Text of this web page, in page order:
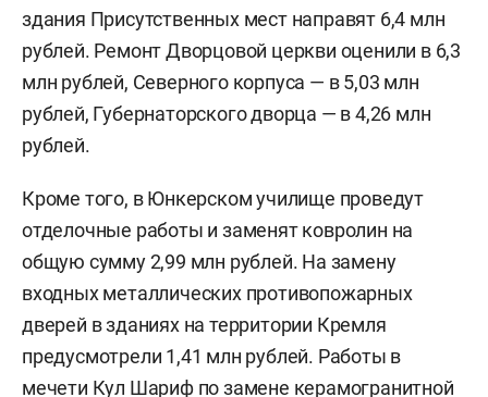
здания Присутственных мест направят 6,4 млн
рублей. Ремонт Дворцовой церкви оценили в 6,3
млн рублей, Северного корпуса — в 5,03 млн
рублей, Губернаторского дворца — в 4,26 млн
рублей.
Кроме того, в Юнкерском училище проведут
отделочные работы и заменят ковролин на
общую сумму 2,99 млн рублей. На замену
входных металлических противопожарных
дверей в зданиях на территории Кремля
предусмотрели 1,41 млн рублей. Работы в
мечети Кул Шариф по замене керамогранитной